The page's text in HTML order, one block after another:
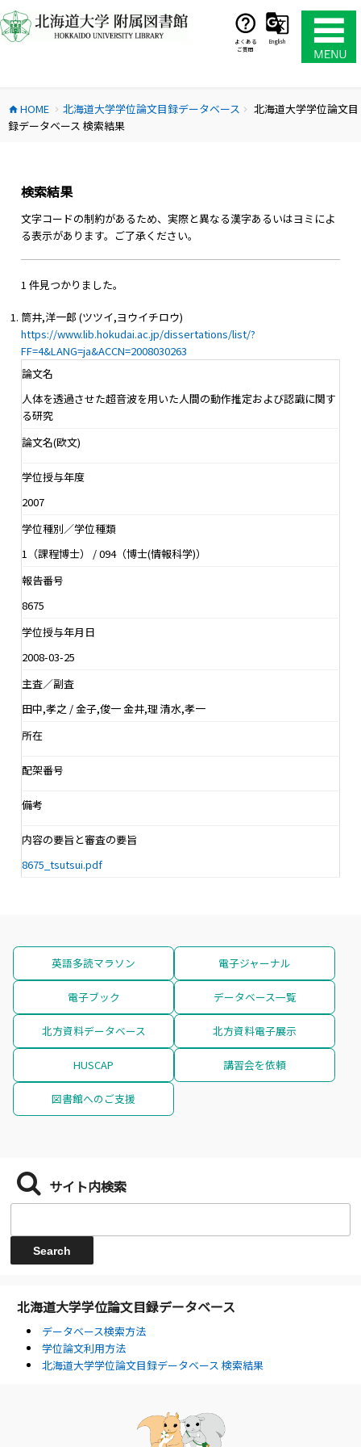
ン
テ
ス
キ
よくある
ご質問
English
home HOME chevron_right 北海道大学学位論文目録データベース chevron_right
北海道大学学位論文目
録データベース 検索結果
検索結果
文字コードの制約があるため、実際と異なる漢字あるいはヨミによ
る表示があります。ご了承ください。
1 件見つかりました。
筒井,洋一郎 (ツツイ,ヨウイチロウ)
https://www.lib.hokudai.ac.jp/dissertations/list/?
FF=4&LANG=ja&ACCN=2008030263
論文名
人体を透過させた超音波を用いた人間の動作推定および認識に関す
る研究
論文名(欧文)
学位授与年度
2007
学位種別／学位種類
1（課程博士） / 094（博士(情報科学)）
報告番号
8675
学位授与年月日
2008-03-25
主査／副査
田中,孝之 / 金子,俊一 金井,理 清水,孝一
所在
配架番号
備考
内容の要旨と審査の要旨
8675_tsutsui.pdf
英語多読マラソン 電子ジャーナル
電子ブック データベース一覧
北方資料データベース 北方資料電子展示
HUSCAP 講習会を依頼
図書館へのご支援
サイト内検索
北海道大学学位論文目録データベース
データベース検索方法
学位論文利用方法
北海道大学学位論文目録データベース 検索結果